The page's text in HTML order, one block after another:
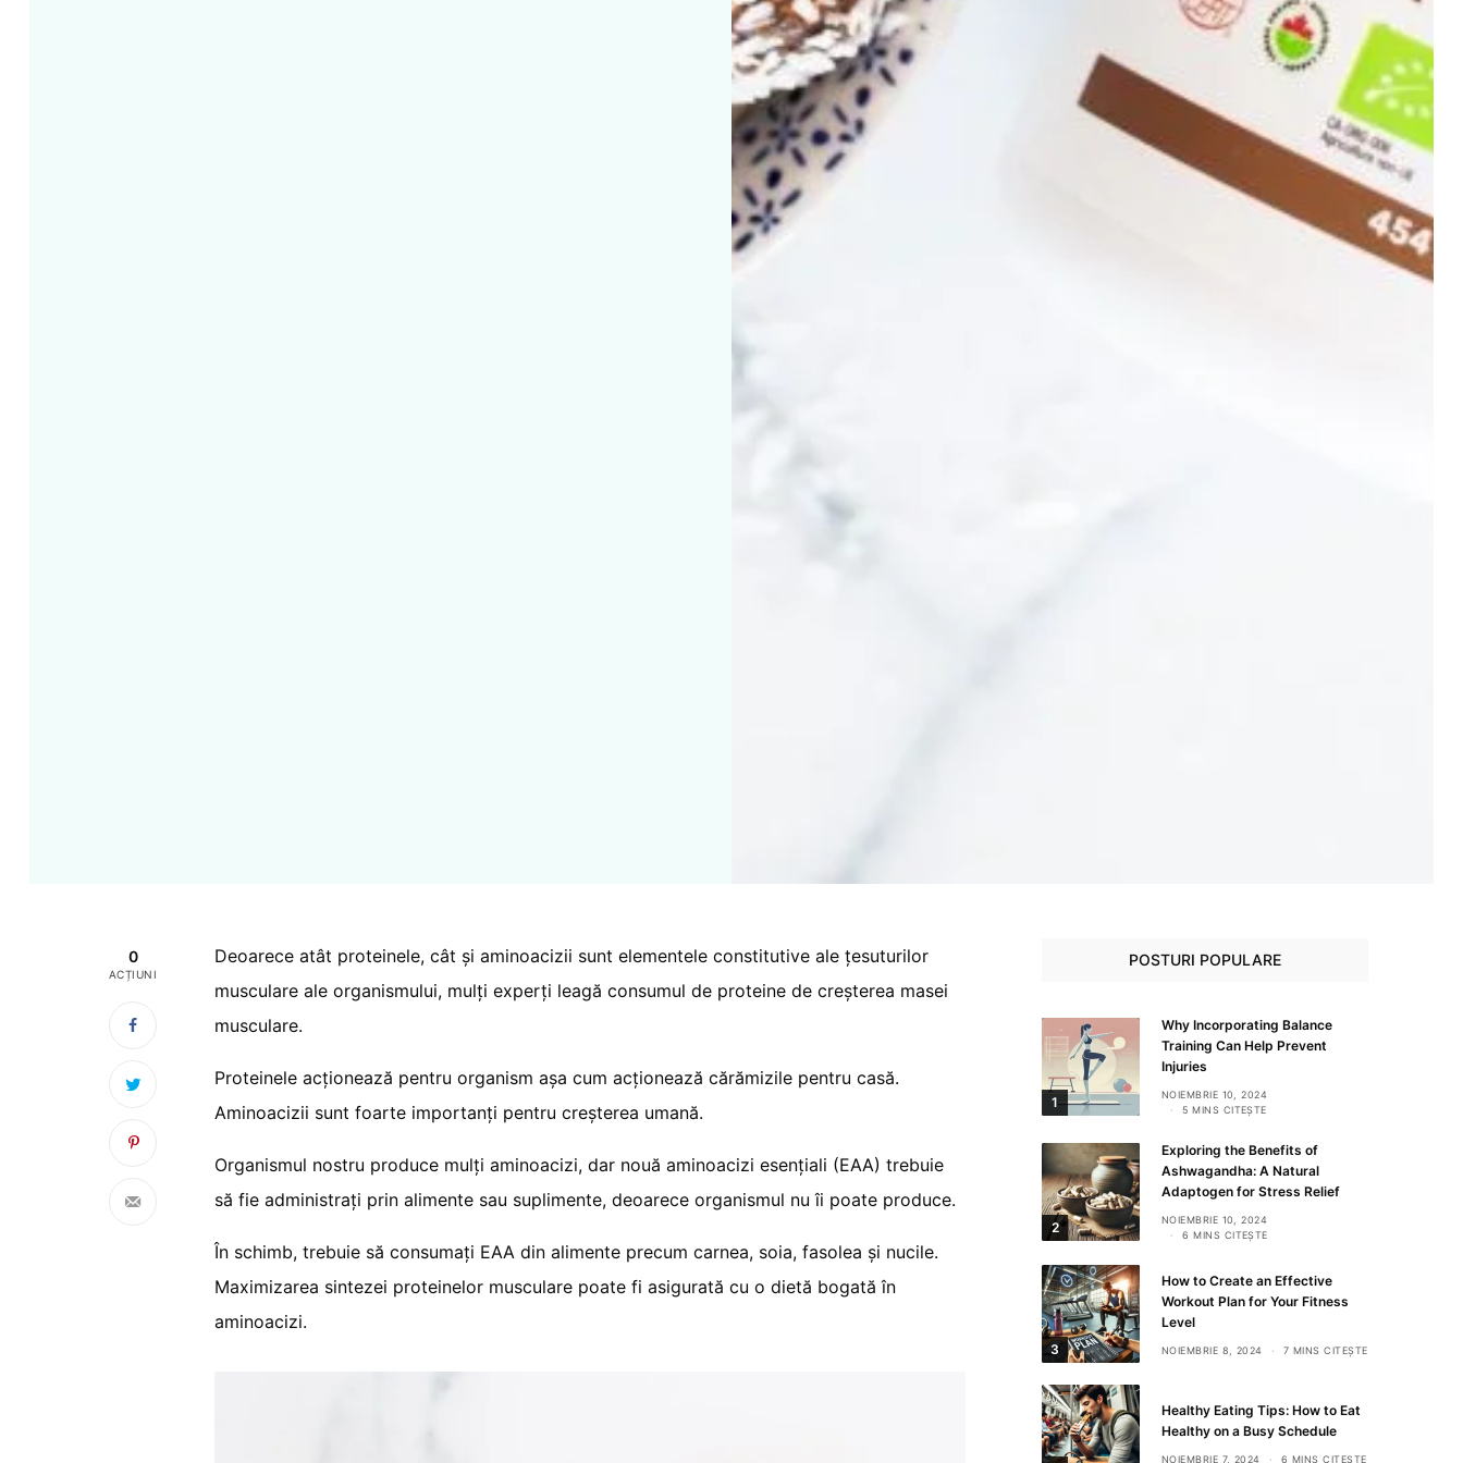
0
ACȚIUNI
Deoarece atât proteinele, cât și aminoacizii sunt elementele constitutive ale țesuturilor
musculare ale organismului, mulți experți leagă consumul de proteine de creșterea masei
musculare.
Proteinele acționează pentru organism așa cum acționează cărămizile pentru casă.
Aminoacizii sunt foarte importanți pentru creșterea umană.
Organismul nostru produce mulți aminoacizi, dar nouă aminoacizi esențiali (EAA) trebuie
să fie administrați prin alimente sau suplimente, deoarece organismul nu îi poate produce.
În schimb, trebuie să consumați EAA din alimente precum carnea, soia, fasolea și nucile.
Maximizarea sintezei proteinelor musculare poate fi asigurată cu o dietă bogată în
aminoacizi.
POSTURI POPULARE
1
Why Incorporating Balance
Training Can Help Prevent
Injuries
NOIEMBRIE 10, 2024
5 MINS CITEȘTE
2
Exploring the Benefits of
Ashwagandha: A Natural
Adaptogen for Stress Relief
NOIEMBRIE 10, 2024
6 MINS CITEȘTE
3
How to Create an Effective
Workout Plan for Your Fitness
Level
NOIEMBRIE 8, 2024 7 MINS CITEȘTE
Healthy Eating Tips: How to Eat
Healthy on a Busy Schedule
NOIEMBRIE 7, 2024 6 MINS CITEȘTE